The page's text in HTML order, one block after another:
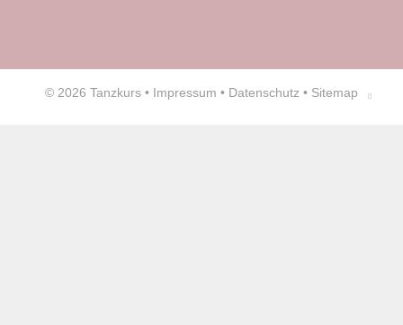
© 2026 Tanzkurs • Impressum • Datenschutz • Sitemap